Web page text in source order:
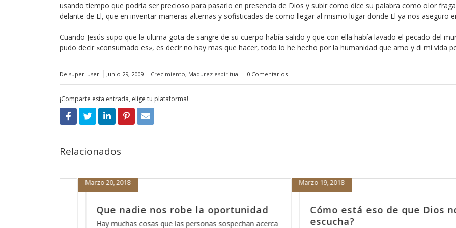
usando tiempo que podría ser precioso para pasarlo en presencia de Dios y subir como dice su palabra como olor
delante de El, que en inventar maneras alternas y sofisticadas de como llegar al mismo lugar donde El ya nos aseguro
Cuando Jesús supo que la ultima gota de sangre de su cuerpo había salido y que con ella había lavado el pecado del
pudo decir «consumado es», es decir no hay mas que hacer, todo lo he hecho por la humanidad que amo y di mi vida
De super_user Junio 29, 2009 Crecimiento, Madurez espiritual 0 Comentarios
¡Comparte esta entrada, elige tu plataforma!
Relacionados
Cómo está eso de que Dios no nos
escucha?
Marzo 19, 2018
Porque nada más orar
nos sirve
Febrero 15, 2018